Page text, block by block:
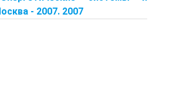
- 2007. 2007